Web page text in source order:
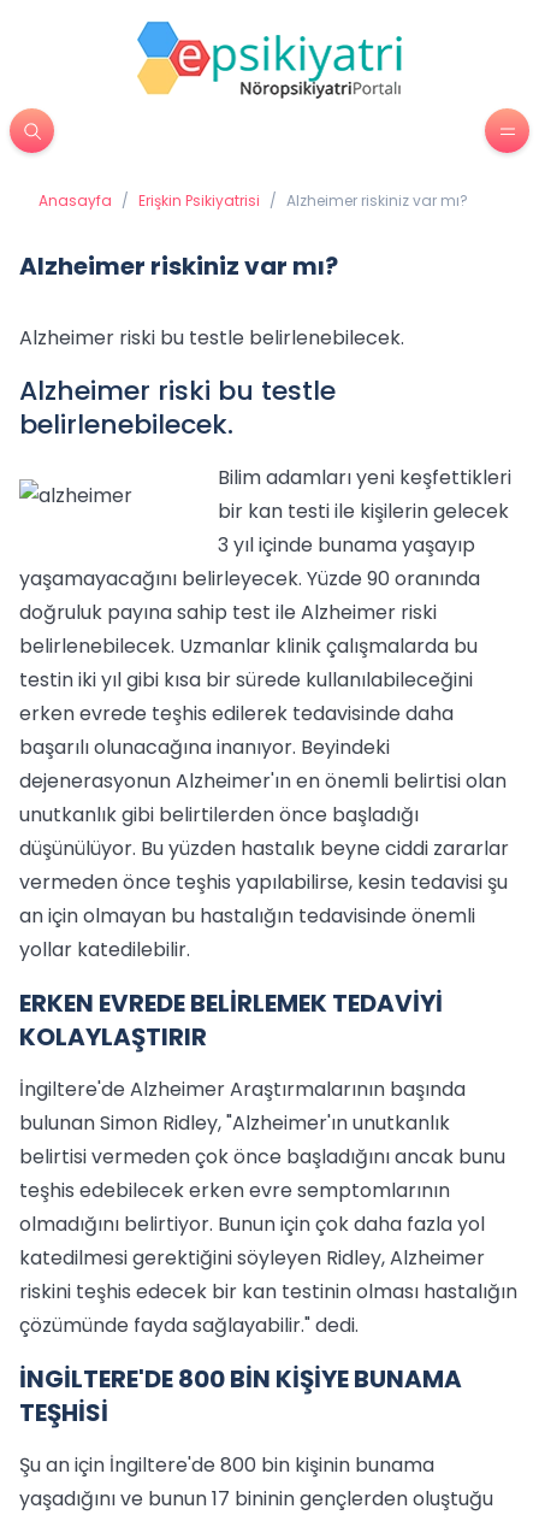
Anasayfa / Erişkin Psikiyatrisi / Alzheimer riskiniz var mı?
Alzheimer riskiniz var mı?
Alzheimer riski bu testle belirlenebilecek.
Alzheimer riski bu testle
belirlenebilecek.
Bilim adamları yeni keşfettikleri
bir kan testi ile kişilerin gelecek
3 yıl içinde bunama yaşayıp
yaşamayacağını belirleyecek. Yüzde 90 oranında
doğruluk payına sahip test ile Alzheimer riski
belirlenebilecek. Uzmanlar klinik çalışmalarda bu
testin iki yıl gibi kısa bir sürede kullanılabileceğini
erken evrede teşhis edilerek tedavisinde daha
başarılı olunacağına inanıyor. Beyindeki
dejenerasyonun Alzheimer'ın en önemli belirtisi olan
unutkanlık gibi belirtilerden önce başladığı
düşünülüyor. Bu yüzden hastalık beyne ciddi zararlar
vermeden önce teşhis yapılabilirse, kesin tedavisi şu
an için olmayan bu hastalığın tedavisinde önemli
yollar katedilebilir.
ERKEN EVREDE BELİRLEMEK TEDAVİYİ
KOLAYLAŞTIRIR
İngiltere'de Alzheimer Araştırmalarının başında
bulunan Simon Ridley, "Alzheimer'ın unutkanlık
belirtisi vermeden çok önce başladığını ancak bunu
teşhis edebilecek erken evre semptomlarının
olmadığını belirtiyor. Bunun için çok daha fazla yol
katedilmesi gerektiğini söyleyen Ridley, Alzheimer
riskini teşhis edecek bir kan testinin olması hastalığın
çözümünde fayda sağlayabilir." dedi.
İNGİLTERE'DE 800 BİN KİŞİYE BUNAMA
TEŞHİSİ
Şu an için İngiltere'de 800 bin kişinin bunama
yaşadığını ve bunun 17 bininin gençlerden oluştuğu